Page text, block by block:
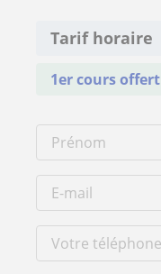
Tarif horaire
1er cours offert